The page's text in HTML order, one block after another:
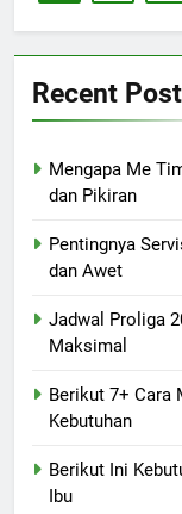
Recent
Mengapa Me
dan Pikiran
Pentingnya
dan Awet
Jadwal Proliga
Maksimal
Berikut 7+ Cara
Kebutuhan
Berikut Ini
Ibu